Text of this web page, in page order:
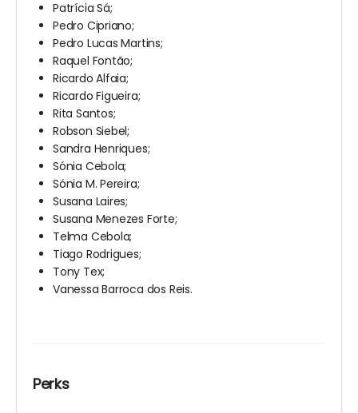
Patrícia Sá;
Pedro Cipriano;
Pedro Lucas Martins;
Raquel Fontão;
Ricardo Alfaia;
Ricardo Figueira;
Rita Santos;
Robson Siebel;
Sandra Henriques;
Sónia Cebola;
Sónia M. Pereira;
Susana Laires;
Susana Menezes Forte;
Telma Cebola;
Tiago Rodrigues;
Tony Tex;
Vanessa Barroca dos Reis.
Perks